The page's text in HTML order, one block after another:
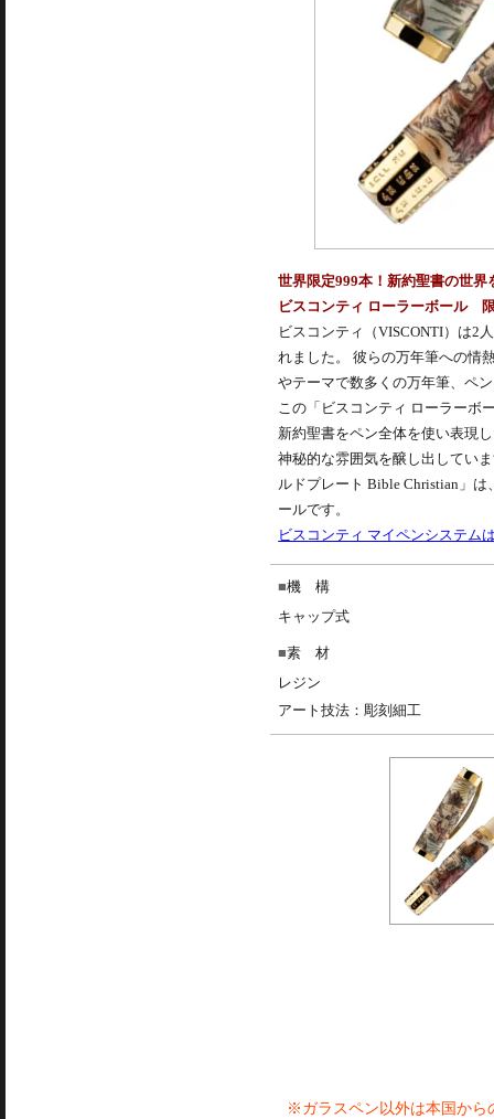
世界限定999本！新約聖書の世
ビスコンティ ローラーボール
ビスコンティ（VISCONTI）は2
れました。 彼らの万年筆への情
やテーマで数多くの万年筆、ペ
この「ビスコンティ ローラーボ
新約聖書をペン全体を使い表現
神秘的な雰囲気を醸し出してい
ルドプレート Bible Christian」
ールです。
ビスコンティ マイペンシステム
機 構
キャップ式
素 材
レジン
アート技法：彫刻細工
※ガラスペン以外は本国から